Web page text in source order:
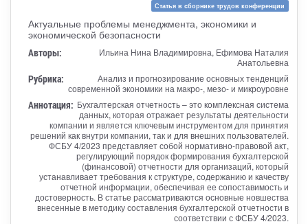
Статья в сборнике трудов конференции
Актуальные проблемы менеджмента, экономики и
экономической безопасности
Авторы:
Ильина Нина Владимировна, Ефимова Наталия
Анатольевна
Рубрика:
Анализ и прогнозирование основных тенденций
современной экономики на макро-, мезо- и микроуровне
Аннотация: Бухгалтерская отчетность – это комплексная система
данных, которая отражает результаты деятельности
компании и является ключевым инструментом для принятия
решений как внутри компании, так и для внешних пользователей.
ФСБУ 4/2023 представляет собой нормативно-правовой акт,
регулирующий порядок формирования бухгалтерской
(финансовой) отчетности для организаций, который
устанавливает требования к структуре, содержанию и качеству
отчетной информации, обеспечивая ее сопоставимость и
достоверность. В статье рассматриваются основные новшества
внесенные в методику составления бухгалтерской отчетности в
соответствии с ФСБУ 4/2023.